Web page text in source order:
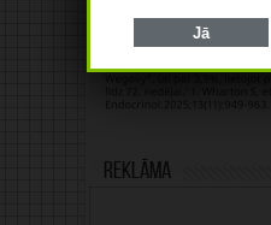
Reklāma
Jā